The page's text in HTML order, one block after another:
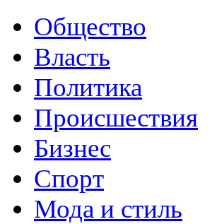
Общество
Власть
Политика
Происшествия
Бизнес
Спорт
Мода и стиль